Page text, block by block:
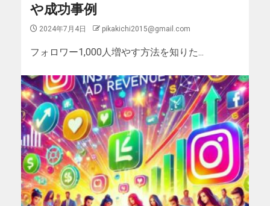
や成功事例
2024年7月4日 pikakichi2015@gmail.com
フォロワー1,000人増やす方法を知りた...